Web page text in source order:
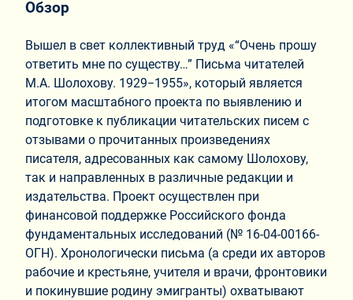
Обзор
Вышел в свет коллективный труд «“Очень прошу
ответить мне по существу…” Письма читателей
М.А. Шолохову. 1929−1955», который является
итогом масштабного проекта по выявлению и
подготовке к публикации читательских писем с
отзывами о прочитанных произведениях
писателя, адресованных как самому Шолохову,
так и направленных в различные редакции и
издательства. Проект осуществлен при
финансовой поддержке Российского фонда
фундаментальных исследований (№ 16-04-00166-
ОГН). Хронологически письма (а среди их авторов
рабочие и крестьяне, учителя и врачи, фронтовики
и покинувшие родину эмигранты) охватывают